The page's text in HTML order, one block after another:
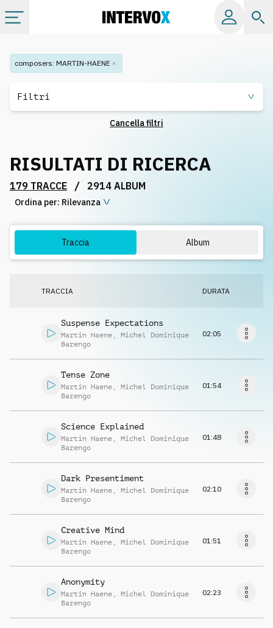
Categorie
Playlist
Licenze
composers: MARTIN-HAENE
Filtri
Cancella filtri
RISULTATI DI RICERCA
179 TRACCE / 2914 ALBUM
Ordina per: Rilevanza
Traccia Album
TRACCIA DURATA
Suspense Expectations
Martin Haene , Michel Dominique
Barengo
02:05
Tense Zone
Martin Haene , Michel Dominique
Barengo
01:54
Science Explained
Martin Haene , Michel Dominique
Barengo
01:48
Dark Presentiment
Martin Haene , Michel Dominique
Barengo
02:10
Creative Mind
Martin Haene , Michel Dominique
Barengo
01:51
Anonymity
Martin Haene , Michel Dominique
Barengo
02:23